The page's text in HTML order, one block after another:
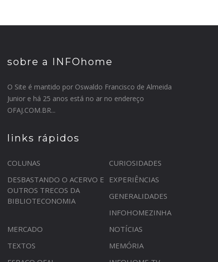
sobre a INFOhome
O Site é mantido por Oswaldo Francisco de Almeida
Junior e há 25 anos está no ar no endereço
OFAJ.COM.BR...
links rápidos
COLUNAS
CURIOSIDADES
DESBASTANDO O ACERVO E
OUTROS TRECOS DA
BIBLIOTECONOMIA
EXPERIÊNCIAS
GENERALIDADES
INFOHOMEZINHA
MERCADO
NOTÍCIAS
TEXTOS
MEMÓRIA